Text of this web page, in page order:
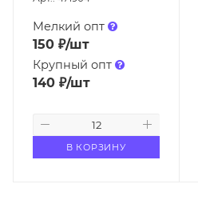
Мелкий опт
150 ₽/шт
Крупный опт
140 ₽/шт
В КОРЗИНУ